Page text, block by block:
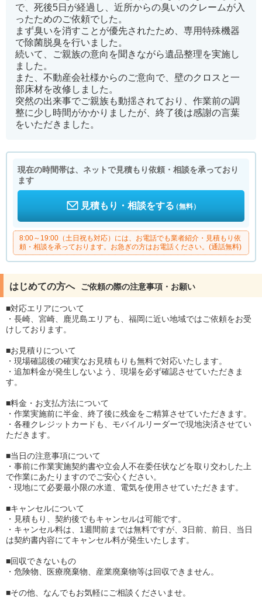
で、死後5日が経過し、近所からの臭いのクレームが入
ったためのご依頼でした。
まず臭いを消すことが優先されたため、専用特殊機器
で除菌脱臭を行いました。
続いて、ご親族の意向を聞きながら遺品整理を実施し
ました。
また、不動産会社様からのご意向で、壁のクロスと一
部床材を改修しました。
突然の出来事でご親族も動揺されており、作業前の調
整に少し時間がかかりましたが、終了後は感謝の言葉
をいただきました。
現在の時間帯は、ネットで見積もり依頼・相談を承っており
ます
見積もり・相談をする（無料）
8:00～19:00（土日祝も対応）には、お電話でも業者紹介・見積もり依
頼・相談を承っております。お急ぎの方はお電話ください。(通話無料)
はじめての方へ ご依頼の際の注意事項・お願い
■対応エリアについて
・長崎、宮崎、鹿児島エリアも、福岡に近い地域ではご依頼をお受
けしております。
■お見積りについて
・現場確認後の確実なお見積もりも無料で対応いたします。
・追加料金が発生しないよう、現場を必ず確認させていただきま
す。
■料金・お支払方法について
・作業実施前に半金、終了後に残金をご精算させていただきます。
・各種クレジットカードも、モバイルリーダーで現地決済させてい
ただきます。
■当日の注意事項について
・事前に作業実施契約書や立会人不在委任状などを取り交わした上
で作業にあたりますのでご安心ください。
・現地にて必要最小限の水道、電気を使用させていただきます。
■キャンセルについて
・見積もり、契約後でもキャンセルは可能です。
・キャンセル料は、1週間前までは無料ですが、3日前、前日、当日
は契約書内容にてキャンセル料が発生いたします。
■回収できないもの
・危険物、医療廃棄物、産業廃棄物等は回収できません。
■その他、なんでもお気軽にご相談くださいませ。